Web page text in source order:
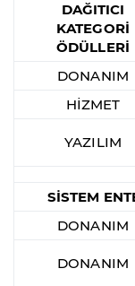
DAĞITICI
KATEGORİ
ÖDÜLLERİ
DONANIM
HİZMET
YAZILIM
SİSTEM
DONANIM
DONANIM